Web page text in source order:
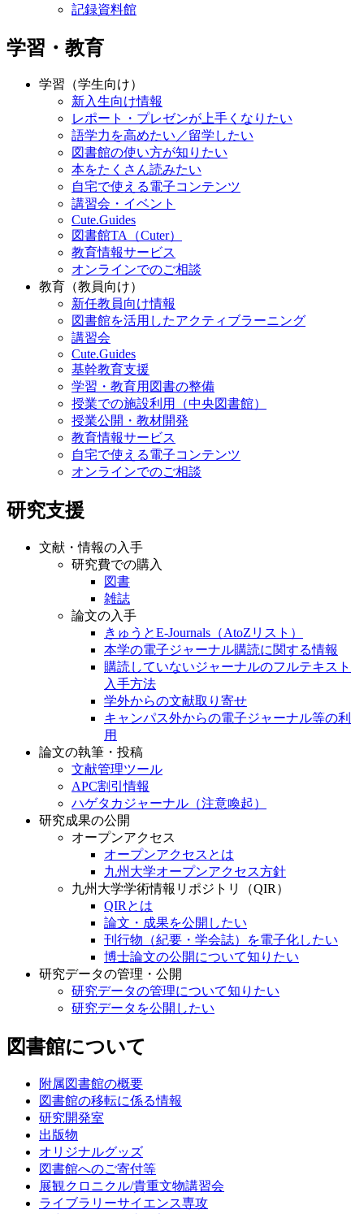
記録資料館
学習・教育
学習（学生向け）
新入生向け情報
レポート・プレゼンが上手くなりたい
語学力を高めたい／留学したい
図書館の使い方が知りたい
本をたくさん読みたい
自宅で使える電子コンテンツ
講習会・イベント
Cute.Guides
図書館TA（Cuter）
教育情報サービス
オンラインでのご相談
教育（教員向け）
新任教員向け情報
図書館を活用したアクティブラーニング
講習会
Cute.Guides
基幹教育支援
学習・教育用図書の整備
授業での施設利用（中央図書館）
授業公開・教材開発
教育情報サービス
自宅で使える電子コンテンツ
オンラインでのご相談
研究支援
文献・情報の入手
研究費での購入
図書
雑誌
論文の入手
きゅうとE-Journals（AtoZリスト）
本学の電子ジャーナル購読に関する情報
購読していないジャーナルのフルテキスト
入手方法
学外からの文献取り寄せ
キャンパス外からの電子ジャーナル等の利
用
論文の執筆・投稿
文献管理ツール
APC割引情報
ハゲタカジャーナル（注意喚起）
研究成果の公開
オープンアクセス
オープンアクセスとは
九州大学オープンアクセス方針
九州大学学術情報リポジトリ（QIR）
QIRとは
論文・成果を公開したい
刊行物（紀要・学会誌）を電子化したい
博士論文の公開について知りたい
研究データの管理・公開
研究データの管理について知りたい
研究データを公開したい
図書館について
附属図書館の概要
図書館の移転に係る情報
研究開発室
出版物
オリジナルグッズ
図書館へのご寄付等
展観クロニクル/貴重文物講習会
ライブラリーサイエンス専攻